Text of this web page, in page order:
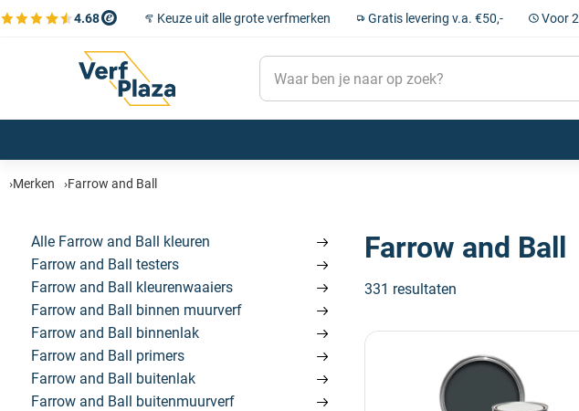
Keuze uit alle grote verfmerken Gratis levering v.a. €50,- Voor
4.68
Bekijk de verfplaza beoordelingen
Lak
Metaalverf
Voorstrijk
Beits & Houtolie
Schakelverf
Speciaal verf
Verfrollers
Afdekmateriaal
Schuurmateriaal
Plamuur en vulmiddelen
Verfgereedschap
Verdunningen en afbijt
Persoonlijke bescherming
Behang
Little Greene
Zinsser
Trimetal
Oolex
Histor
Trae Lyx
Alle merken
Sample pot
Farrow and Ball Kleurenwaaiers
Farrow and Ball Rollers & kwasten
Kleurenwaaiers
Merken Farrow and Ball
Alle Farrow and Ball kleuren
Farrow and Ball testers
Farrow and Ball kleurenwaaiers
Farrow and Ball binnen muurverf
Farrow and Ball binnenlak
Farrow and Ball primers
Farrow and Ball buitenlak
Farrow and Ball buitenmuurverf
Farrow and Ball
331 resultaten